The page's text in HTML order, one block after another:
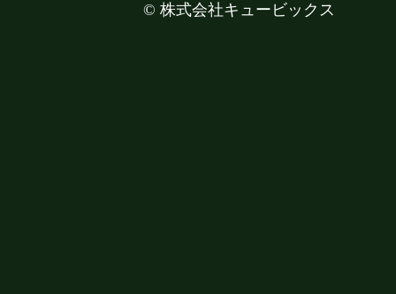
© 株式会社キュービックス